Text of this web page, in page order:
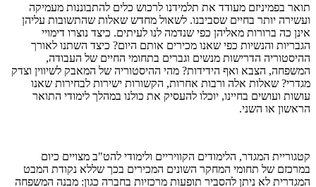
תואר בפמיניזם מעודד את תלמידנו לרכוש כלים להתבוננות מעמיקה
ועשירה יותר בחיים שסביבנו. לשאול מחדש שאלות שהתשובות עליהן
אינן כה ברורות מאליהן כפי שנדמה לנו לעיתים. כיצד נוצרו דימויי
הגבריות והנשיות כפי שאנו מכירים אותם היום? כיצד השתנו לאורך
ההיסטוריה הדרישות מנשים וגברים בתחומי החיים של העבודה,
המשפחה, הצבא ואף הידידות? מהי ההיסטוריה של המאבק לשיווין וצדק
מגדרי? שאלות אלה ורבות אחרות, הקשורות ישירות לבחירות שאנו
עושות ועושים בחיינו, יוכלו להעסיק את כולנו במהלך לימודי התואר
הראשון או השני.
קטגוריית המגדר, הלימודים הקוויריים ולימודי להט"ב מצויים כיום
במרכזם של תחומי המחקר השונים המכירים בכך שללא נקודת המבט
המגדרית לא ניתן להסביר תופעות מרכזיות בחברה כגון: מבנה המשפחה